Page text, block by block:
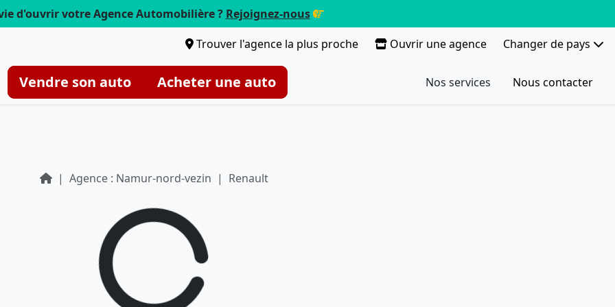
d'ouvrir votre Agence Automobilière ? Rejoignez-nous
Trouver l'agence la plus proche
Ouvrir une agence Changer de pays
Vendre son auto Acheter une auto Nos services Nous contacter
Agence : Namur-nord-vezin Renault